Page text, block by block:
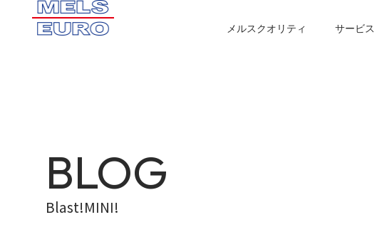
メルスクオリティ サービス
BLOG
Blast!MINI!